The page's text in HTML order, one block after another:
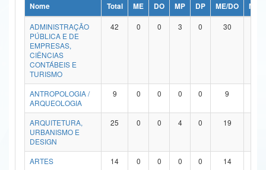
Ministério da Ciência, Tecnologia, Inovações e Comunicações
Ministério do Meio Ambiente
Ministério do Turismo
Ministério do Desenvolvimento Regional
Controladoria-Geral da União
Ministério da Mulher, da Família e dos Direitos Humanos
Nome Total ME DO MP DP ME/DO
MP/
ADMINISTRAÇÃO
PÚBLICA E DE
EMPRESAS,
CIÊNCIAS
CONTÁBEIS E
TURISMO
42 0 0 3 0 30
ANTROPOLOGIA /
ARQUEOLOGIA
9 0 0 0 0 9
ARQUITETURA,
URBANISMO E
DESIGN
25 0 0 4 0 19
ARTES 14 0 0 0 0 14